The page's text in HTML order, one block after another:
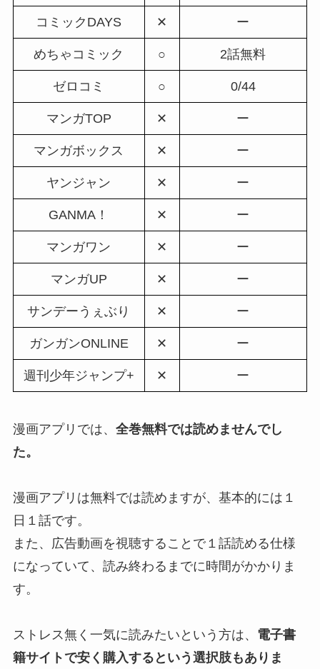
コミックDAYS ✕ ー
めちゃコミック ○ 2話無料
ゼロコミ ○ 0/44
マンガTOP ✕ ー
マンガボックス ✕ ー
ヤンジャン ✕ ー
GANMA！ ✕ ー
マンガワン ✕ ー
マンガUP ✕ ー
サンデーうぇぶり ✕ ー
ガンガンONLINE ✕ ー
週刊少年ジャンプ+ ✕ ー
漫画アプリでは、 全巻無料では読めませんでし
た。
漫画アプリは無料では読めますが、基本的には１
日１話です。
また、広告動画を視聴することで１話読める仕様
になっていて、読み終わるまでに時間がかかりま
す。
ストレス無く一気に読みたいという方は、 電子書
籍サイトで安く購入するという選択肢もありま